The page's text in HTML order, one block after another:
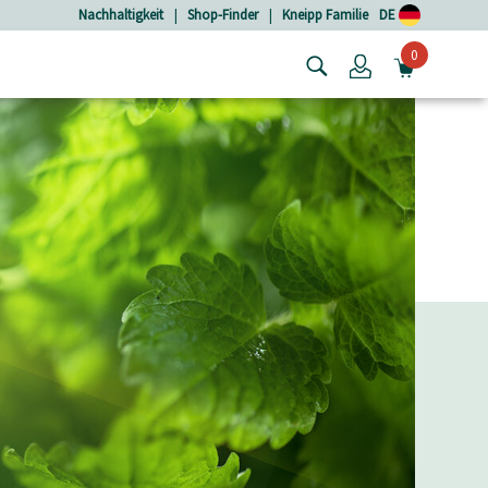
Nachhaltigkeit | Shop-Finder | Kneipp Familie DE
Login0